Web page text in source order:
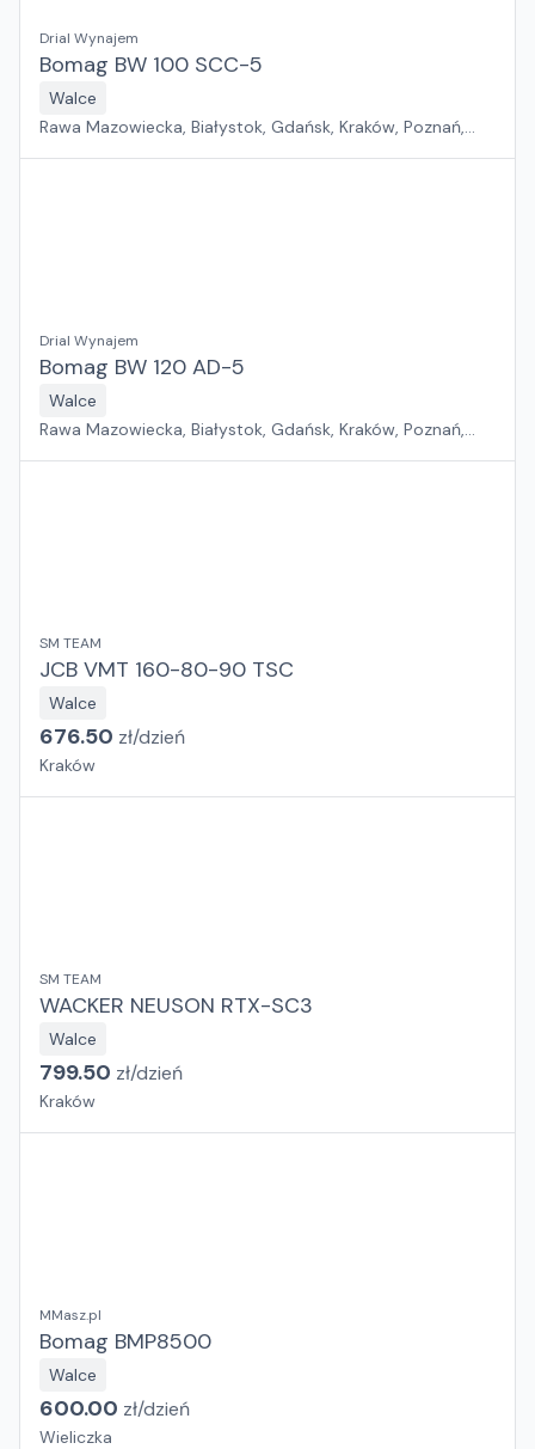
Drial Wynajem
Bomag BW 100 SCC-5
Walce
Rawa Mazowiecka, Białystok, Gdańsk, Kraków, Poznań,
Drial Wynajem
Bomag BW 120 AD-5
Walce
Rawa Mazowiecka, Białystok, Gdańsk, Kraków, Poznań,
SM TEAM
JCB VMT 160-80-90 TSC
Walce
676.50 zł/dzień
Kraków
SM TEAM
WACKER NEUSON RTX-SC3
Walce
799.50 zł/dzień
Kraków
MMasz.pl
Bomag BMP8500
Walce
600.00 zł/dzień
Wieliczka